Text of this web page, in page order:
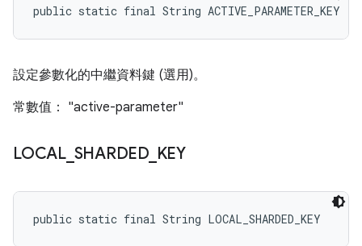
public static final String ACTIVE_PARAMETER_KEY
設定參數化的中繼資料鍵 (選用)。
常數值： "active-parameter"
LOCAL_ SHARDED_ KEY
public static final String LOCAL_SHARDED_KEY